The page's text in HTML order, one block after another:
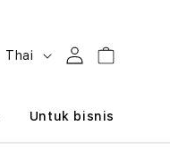
BThai MasukKeranjang
Untuk bisnis